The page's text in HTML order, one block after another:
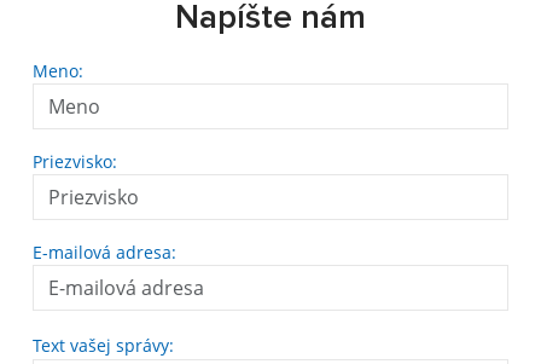
Napíšte nám
Meno:
Priezvisko:
E-mailová adresa:
Text vašej správy: